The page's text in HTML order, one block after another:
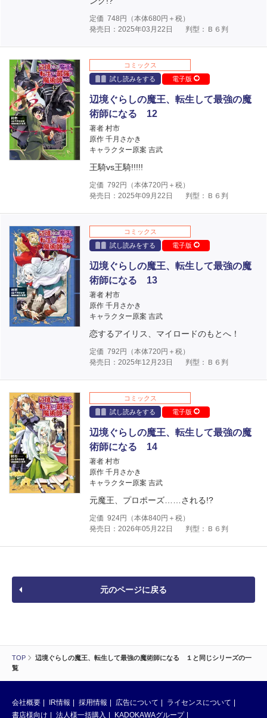
TOP
辺境ぐらしの魔王、転生して最強の魔術師になる １と同じシリーズの一
覧
定価 748 円（本体680円＋税）
発売日：2025年03月22日
判型：Ｂ６判
コミックス
試し読みをする
電子版
辺境ぐらしの魔王、転生して最強の魔
術師になる 12
著者 村市
原作 千月さかき
キャラクター原案 吉武
王騎vs王騎!!!!!
定価 792 円（本体720円＋税）
発売日：2025年09月22日
判型：Ｂ６判
コミックス
試し読みをする
電子版
辺境ぐらしの魔王、転生して最強の魔
術師になる 13
著者 村市
原作 千月さかき
キャラクター原案 吉武
恋するアイリス、マイロードのもとへ！
定価 792 円（本体720円＋税）
発売日：2025年12月23日
判型：Ｂ６判
コミックス
試し読みをする
電子版
辺境ぐらしの魔王、転生して最強の魔
術師になる 14
著者 村市
原作 千月さかき
キャラクター原案 吉武
元魔王、プロポーズ……される!?
定価 924円（本体840円＋税）
発売日：2026年05月22日
判型：Ｂ６判
元のページに戻る
会社概要 IR情報 採用情報 広告について
ライセンスについて
書店様向け
法人様一括購入 KADOKAWAグループ